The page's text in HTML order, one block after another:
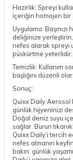
Hazırlık: Spreyi
içeriğin homojen bir
Uygulama: Başınızı
deliğinize
nefes alarak spreyi
püskürtme yeterlidir.
Temizlik: Kullanım
başlığını düzenli
Sonuç:
Quixx Daily Aerosol
günlük hijyeninizi
Doğal deniz suyu
sağlar. Burun
Quixx Daily’i tercih
nefes almanın
bakın; günlük